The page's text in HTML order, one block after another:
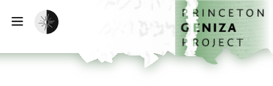
تخطي إلى المحتوى الرئيسي
الصفحة الرئيسية
تفعيل الوضع المظلم